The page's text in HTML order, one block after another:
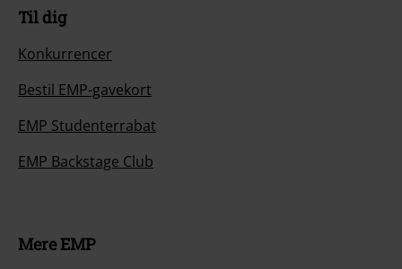
Til dig
Konkurrencer
Bestil EMP-gavekort
EMP Studenterrabat
EMP Backstage Club
Mere EMP